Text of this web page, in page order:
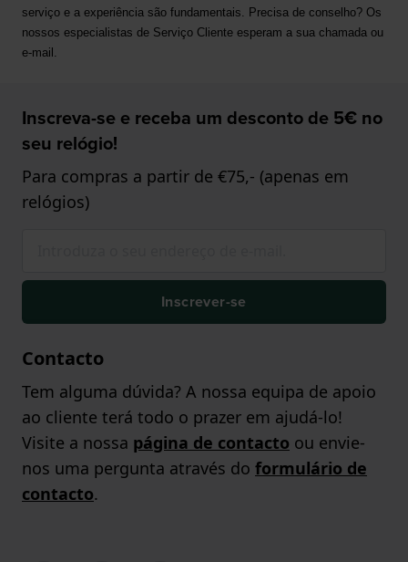
serviço e a experiência são fundamentais. Precisa de conselho? Os
nossos especialistas de Serviço Cliente esperam a sua chamada ou
e-mail.
Inscreva-se e receba um desconto de 5€ no
seu relógio!
Para compras a partir de €75,- (apenas em
relógios)
Inscrever-se
Contacto
Tem alguma dúvida? A nossa equipa de apoio
ao cliente terá todo o prazer em ajudá-lo!
Visite a nossa página de contacto ou envie-
nos uma pergunta através do formulário de
contacto.